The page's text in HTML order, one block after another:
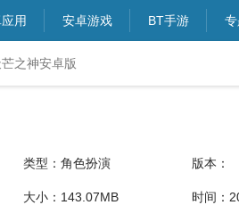
用 安卓游戏 BT手游
之神安卓版
类型：角色扮演 版本：
大小：143.07MB 时间：